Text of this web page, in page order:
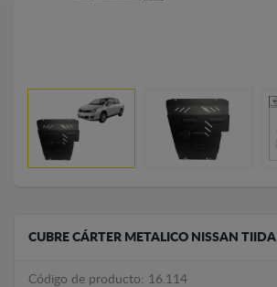
CUBRE CÁRTER METALICO NISSAN TIIDA
Código de producto: 16.114